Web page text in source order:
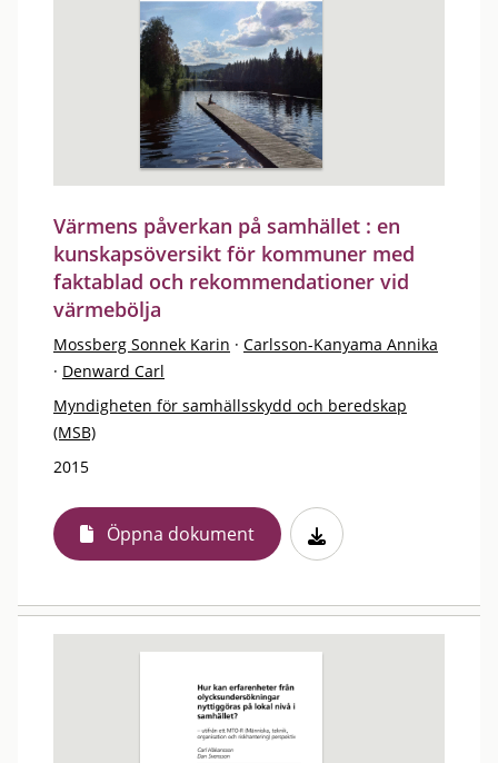
Värmens påverkan på samhället : en
kunskapsöversikt för kommuner med
faktablad och rekommendationer vid
värmebölja
Mossberg Sonnek Karin · Carlsson-Kanyama Annika
· Denward Carl
Myndigheten för samhällsskydd och beredskap
(MSB)
2015
Öppna dokument